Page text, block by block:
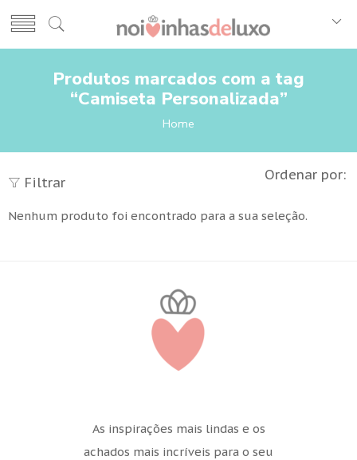
Produtos marcados com a tag
“Camiseta Personalizada”
Home
Filtrar Ordenar por:
Nenhum produto foi encontrado para a sua seleção.
As inspirações mais lindas e os
achados mais incríveis para o seu